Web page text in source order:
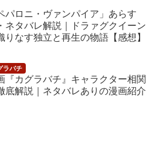
パロニ・ヴァンパイア」あらす
ネタバレ解説｜ドラァグクイーン
りなす独立と再生の物語【感想】
『カグラバチ』キャラクター相関
底解説｜ネタバレありの漫画紹介